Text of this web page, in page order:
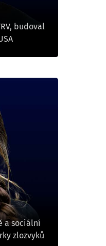
budoval
a sociální
zlozvyků